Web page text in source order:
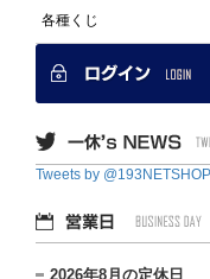
各種くじ
Tweets by @193NETSHOP
2026年8月の定休日